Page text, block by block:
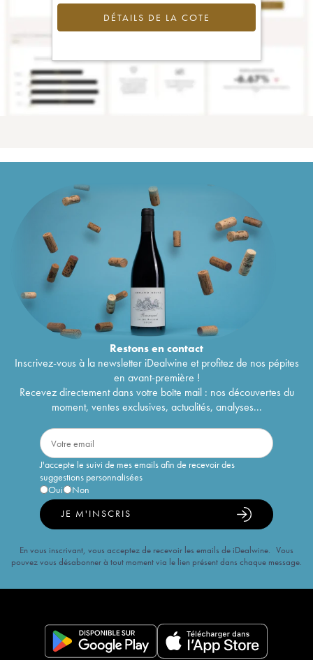
DÉTAILS DE LA COTE
Restons encontact
Inscrivez-vous à la newsletter iDealwine et profitez de nos pépites
en avant-première !
Recevez directement dans votre boîte mail : nos découvertes du
moment, ventes exclusives, actualités, analyses...
J'accepte le suivi de mes emails afin de recevoir des
suggestions personnalisées
Oui
Non
JE M'INSCRIS
En vous inscrivant, vous acceptez de recevoir les emails de iDealwine. Vous
pouvez vous désabonner à tout moment via le lien présent dans chaque message.